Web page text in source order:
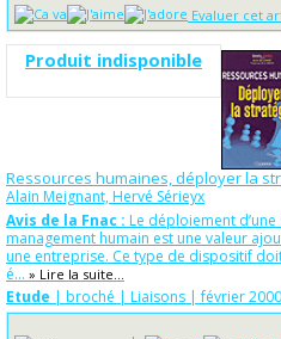
Evaluer cet
Produit indisponible
Ressources humaines, déployer la
Alain Meignant, Hervé Sérieyx
Avis de la Fnac : Le déploiement
management humain est une valeur
une entreprise. Ce type de dispositif
é... » Lire la suite...
Etude | broché | Liaisons | février 2000